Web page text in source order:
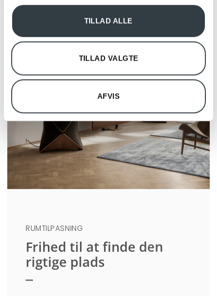
analysepartnere. Vores partnere kan kombinere disse
data med andre oplysninger, du har givet dem, eller som
de har indsamlet fra din brug af deres tjenester.
TILLAD ALLE
TILLAD VALGTE
AFVIS
RUMTILPASNING
Frihed til at finde den
rigtige plads